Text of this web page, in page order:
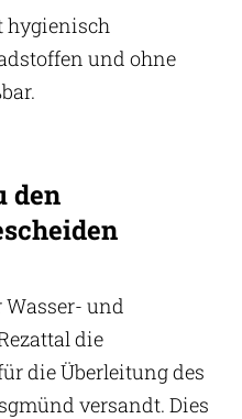
hygienisch
und ohne
den
Wasser- und
die
die Überleitung des
versandt. Dies